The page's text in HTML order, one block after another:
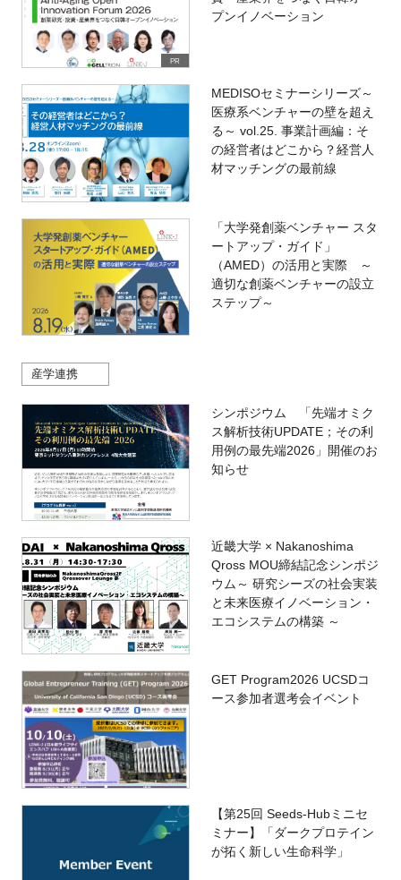
PR
プンイノベーション
MEDISOセミナーシリーズ～
医療系ベンチャーの壁を超え
る～ vol.25. 事業計画編：そ
の経営者はどこから？経営人
材マッチングの最前線
「大学発創薬ベンチャー スタ
ートアップ・ガイド」
（AMED）の活用と実際 ～
適切な創薬ベンチャーの設立
ステップ～
産学連携
シンポジウム 「先端オミク
ス解析技術UPDATE；その利
用例の最先端2026」開催のお
知らせ
近畿大学 × Nakanoshima
Qross MOU締結記念シンポジ
ウム～ 研究シーズの社会実装
と未来医療イノベーション・
エコシステムの構築 ～
GET Program2026 UCSDコ
ース参加者選考会イベント
【第25回 Seeds-Hubミニセ
ミナー】「ダークプロテイン
が拓く新しい生命科学」